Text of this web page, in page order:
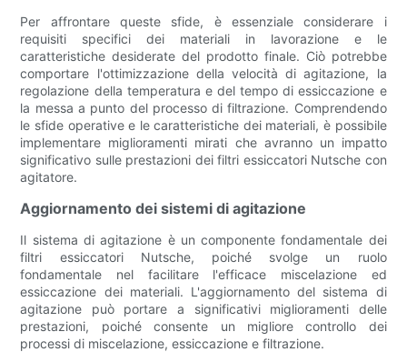
Per affrontare queste sfide, è essenziale considerare i
requisiti specifici dei materiali in lavorazione e le
caratteristiche desiderate del prodotto finale. Ciò potrebbe
comportare l'ottimizzazione della velocità di agitazione, la
regolazione della temperatura e del tempo di essiccazione e
la messa a punto del processo di filtrazione. Comprendendo
le sfide operative e le caratteristiche dei materiali, è possibile
implementare miglioramenti mirati che avranno un impatto
significativo sulle prestazioni dei filtri essiccatori Nutsche con
agitatore.
Aggiornamento dei sistemi di agitazione
Il sistema di agitazione è un componente fondamentale dei
filtri essiccatori Nutsche, poiché svolge un ruolo
fondamentale nel facilitare l'efficace miscelazione ed
essiccazione dei materiali. L'aggiornamento del sistema di
agitazione può portare a significativi miglioramenti delle
prestazioni, poiché consente un migliore controllo dei
processi di miscelazione, essiccazione e filtrazione.